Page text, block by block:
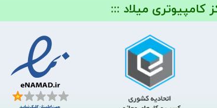
کامپیوتری میلاد :::